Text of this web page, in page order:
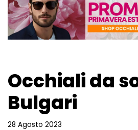
Occhiali da
Bulgari
28 Agosto 2023